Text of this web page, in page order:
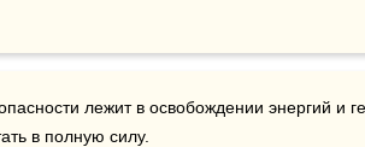
лежит в освобождении энергий и
в полную силу.